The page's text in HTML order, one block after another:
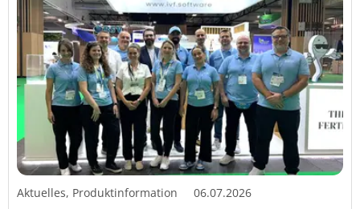
Aktuelles, Produktinformation 06.07.2026